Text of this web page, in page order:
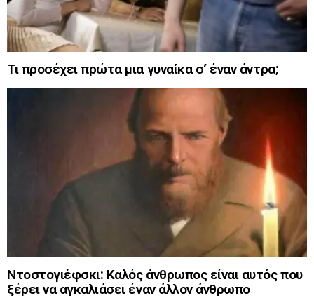
Τι προσέχει πρώτα μια γυναίκα σ’ έναν άντρα;
Ντοστογιέφσκι: Καλός άνθρωπος είναι αυτός που
ξέρει να αγκαλιάσει έναν άλλον άνθρωπο